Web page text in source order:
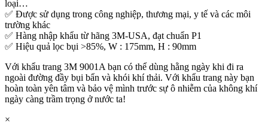
loại…
✅ Được sử dụng trong công nghiệp, thương mại, y tế và các môi
trường khác
✅ Hàng nhập khẩu từ hãng 3M-USA, đạt chuẩn P1
✅ Hiệu quả lọc bụi >85%, W : 175mm, H : 90mm
Với khẩu trang 3M 9001A bạn có thể dùng hằng ngày khi đi ra
ngoài đường đầy bụi bẩn và khói khí thải. Với khẩu trang này bạn
hoàn toàn yên tâm và bảo vệ mình trước sự ô nhiễm của không khí
ngày càng trầm trọng ở nước ta!
×